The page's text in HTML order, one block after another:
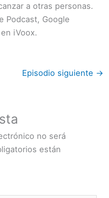
a otras personas.
Podcast, Google
iVoox.
Episodio siguiente →
no será
están